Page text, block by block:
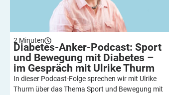
2 Minuten
Diabetes-Anker-Podcast: Sport
und Bewegung mit Diabetes –
im Gespräch mit UlrikeThurm
In dieser Podcast-Folge sprechen wir mit Ulrike
Thurm über das Thema Sport und Bewegung mit